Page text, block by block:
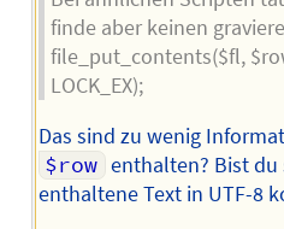
finde aber keinen
file_put_contents($fl,
LOCK_EX);
Das sind zu wenig
$row enthalten? Bist du
enthaltene Text in UTF-8